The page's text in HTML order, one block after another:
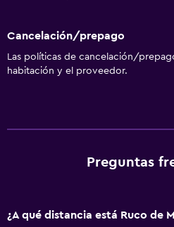
Cancelación/prepago
Las políticas de cancelación/
habitación y el proveedor.
Preguntas
¿A qué distancia está Ruco de